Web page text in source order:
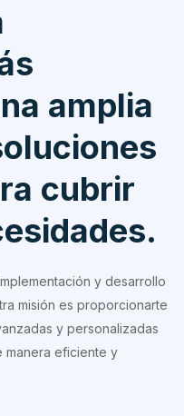
amplia
cubrir
y desarrollo
misión es proporcionarte
y personalizadas
manera eficiente y